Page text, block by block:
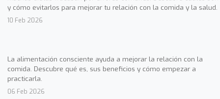
y cómo evitarlos para mejorar tu relación con la comida y la salud.
10 Feb 2026
La alimentación consciente ayuda a mejorar la relación con la
comida. Descubre qué es, sus beneficios y cómo empezar a
practicarla.
06 Feb 2026